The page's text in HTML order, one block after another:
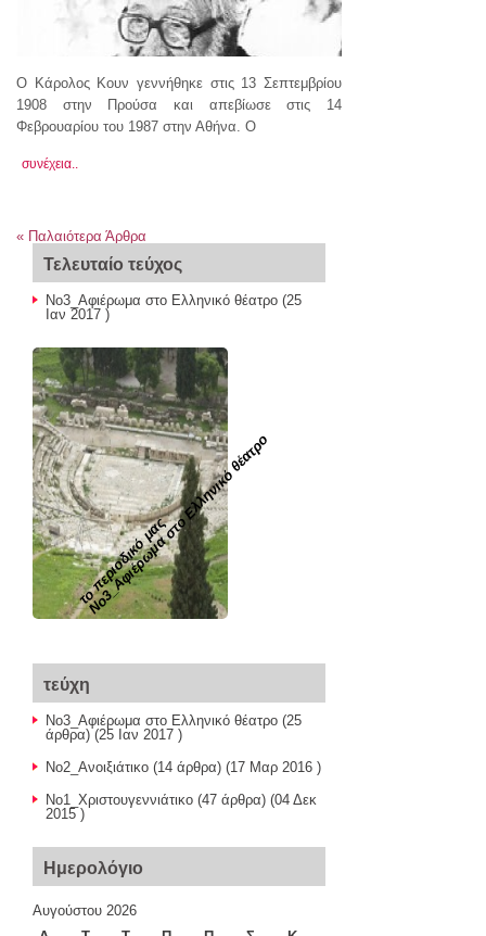
Ο Κάρολος Κουν γεννήθηκε στις 13 Σεπτεμβρίου
1908 στην Προύσα και απεβίωσε στις 14
Φεβρουαρίου του 1987 στην Αθήνα. Ο
συνέχεια..
« Παλαιότερα Άρθρα
Τελευταίο τεύχος
Νο3_Αφιέρωμα στο Ελληνικό θέατρο (25
Ιαν 2017 )
το περιοδικό μας
Νο3_Αφιέρωμα στο Ελληνικό θέατρο
τεύχη
Νο3_Αφιέρωμα στο Ελληνικό θέατρο (25
άρθρα) (25 Ιαν 2017 )
Νο2_Ανοιξιάτικο (14 άρθρα) (17 Μαρ 2016 )
Νο1_Χριστουγεννιάτικο (47 άρθρα) (04 Δεκ
2015 )
Ημερολόγιο
Αυγούστου 2026